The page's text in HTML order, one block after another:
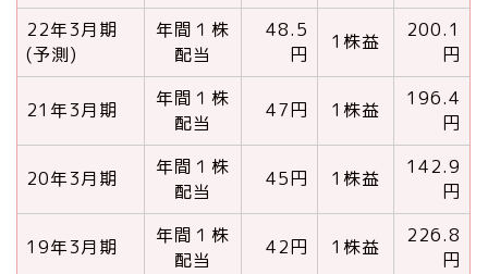
22年3月期
(予測)
年間１株
配当
48.5
円
1株益
200.1
円
21年3月期
年間１株
配当
47円 1株益
196.4
円
20年3月期
年間１株
配当
45円 1株益
142.9
円
19年3月期
年間１株
配当
42円 1株益
226.8
円